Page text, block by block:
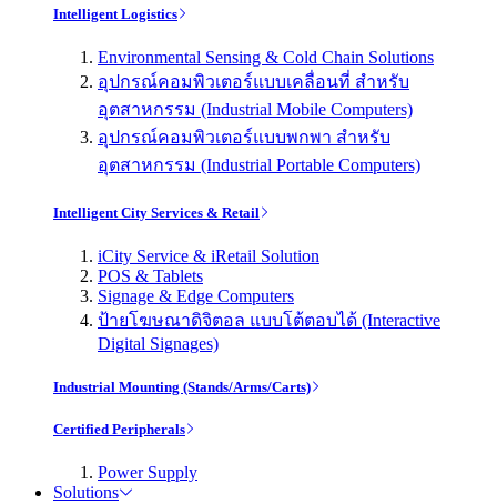
Intelligent Logistics
Environmental Sensing & Cold Chain Solutions
อุปกรณ์คอมพิวเตอร์แบบเคลื่อนที่ สำหรับ
อุตสาหกรรม (Industrial Mobile Computers)
อุปกรณ์คอมพิวเตอร์แบบพกพา สำหรับ
อุตสาหกรรม (Industrial Portable Computers)
Intelligent City Services & Retail
iCity Service & iRetail Solution
POS & Tablets
Signage & Edge Computers
ป้ายโฆษณาดิจิตอล แบบโต้ตอบได้ (Interactive
Digital Signages)
Industrial Mounting (Stands/Arms/Carts)
Certified Peripherals
Power Supply
Solutions